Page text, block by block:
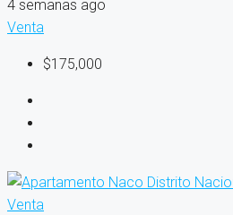
4 semanas ago
Venta
$175,000
Venta